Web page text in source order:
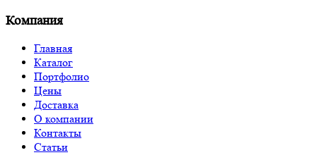
Компания
Главная
Каталог
Портфолио
Цены
Доставка
О компании
Контакты
Статьи